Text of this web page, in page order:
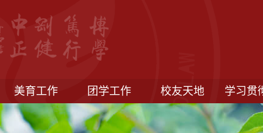
美育工作 团学工作 校友天地
学习贯
二十大